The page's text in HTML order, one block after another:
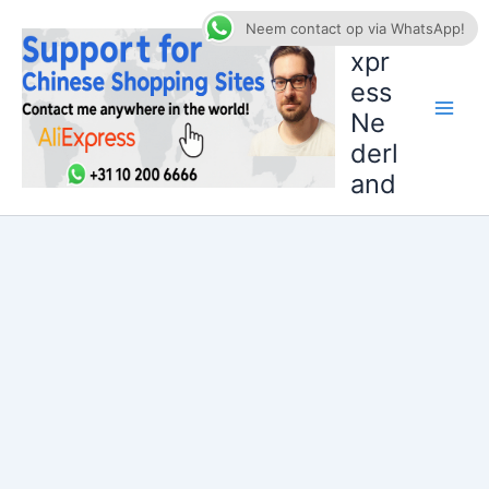
naar
inhoud
AliE
xpr
ess
Ne
derl
and
Neem contact op via WhatsApp!